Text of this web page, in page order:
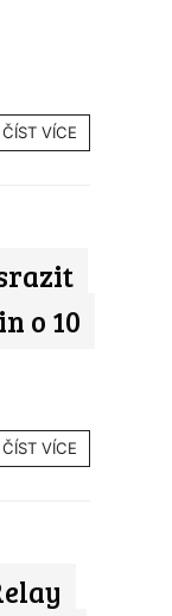
ČÍST VÍCE
o 10
ČÍST VÍCE